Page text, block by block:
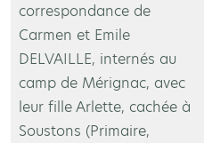
correspondance de
Carmen et Emile
DELVAILLE, internés au
camp de Mérignac, avec
leur fille Arlette, cachée à
Soustons (Primaire,